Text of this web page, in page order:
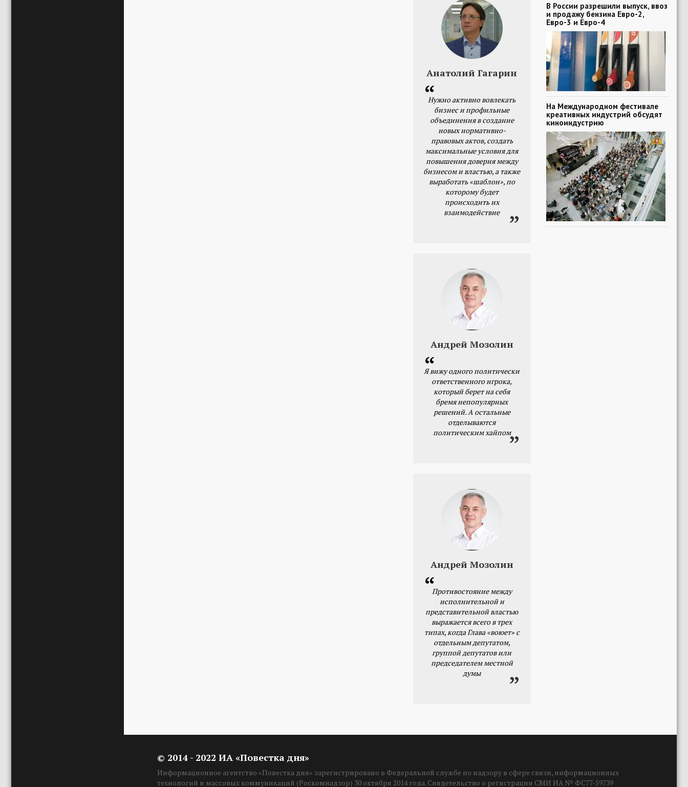
Анатолий Гагарин
Нужно активно вовлекать
бизнес и профильные
объединения в создание
новых нормативно-
правовых актов, создать
максимальные условия для
повышения доверия между
бизнесом и властью, а также
выработать «шаблон», по
которому будет
происходить их
взаимодействие
Андрей Мозолин
Я вижу одного политически
ответственного игрока,
который берет на себя
бремя непопулярных
решений. А остальные
отделываются
политическим хайпом
Андрей Мозолин
Противостояние между
исполнительной и
представительной властью
выражается всего в трех
типах, когда Глава «воюет» с
отдельным депутатом,
группой депутатов или
председателем местной
думы
В России разрешили выпуск, ввоз
и продажу бензина Евро-2,
Евро-3 и Евро-4
На Международном фестивале
креативных индустрий обсудят
киноиндустрию
© 2014 - 2022 ИА «Повестка дня»
Информационное агентство «Повестка дня» зарегистрировано в Федеральной службе по надзору в сфере связи, информационных
технологий и массовых коммуникаций (Роскомнадзор) 30 октября 2014 года. Свидетельство о регистрации СМИ ИА № ФС77-59739